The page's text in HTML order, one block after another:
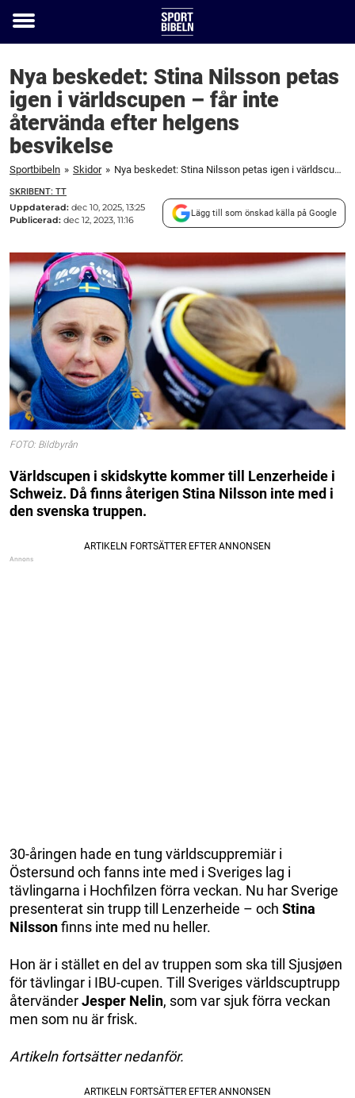
Toggle
Nya beskedet: Stina Nilsson petas
igen i världscupen – får inte
återvända efter helgens
besvikelse
Sportbibeln » Skidor » Nya beskedet: Stina Nilsson petas igen i världscupen – får inte återvända efter helgens besvikelse
SKRIBENT: TT
Uppdaterad: dec 10, 2025, 13:25
Publicerad: dec 12, 2023, 11:16
Lägg till som önskad källa på Google
FOTO: Bildbyrån
Världscupen i skidskytte kommer till Lenzerheide i
Schweiz. Då finns återigen Stina Nilsson inte med i
den svenska truppen.
30-åringen hade en tung världscuppremiär i
Östersund och fanns inte med i Sveriges lag i
tävlingarna i Hochfilzen förra veckan. Nu har Sverige
presenterat sin trupp till Lenzerheide – och Stina
Nilssonfinns inte med nu heller.
Hon är i stället en del av truppen som ska till Sjusjøen
för tävlingar i IBU-cupen. Till Sveriges världscuptrupp
återvänderJesper Nelin, som var sjuk förra veckan
men som nu är frisk.
Artikeln fortsätter nedanför.